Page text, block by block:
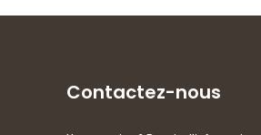
Contactez-nous